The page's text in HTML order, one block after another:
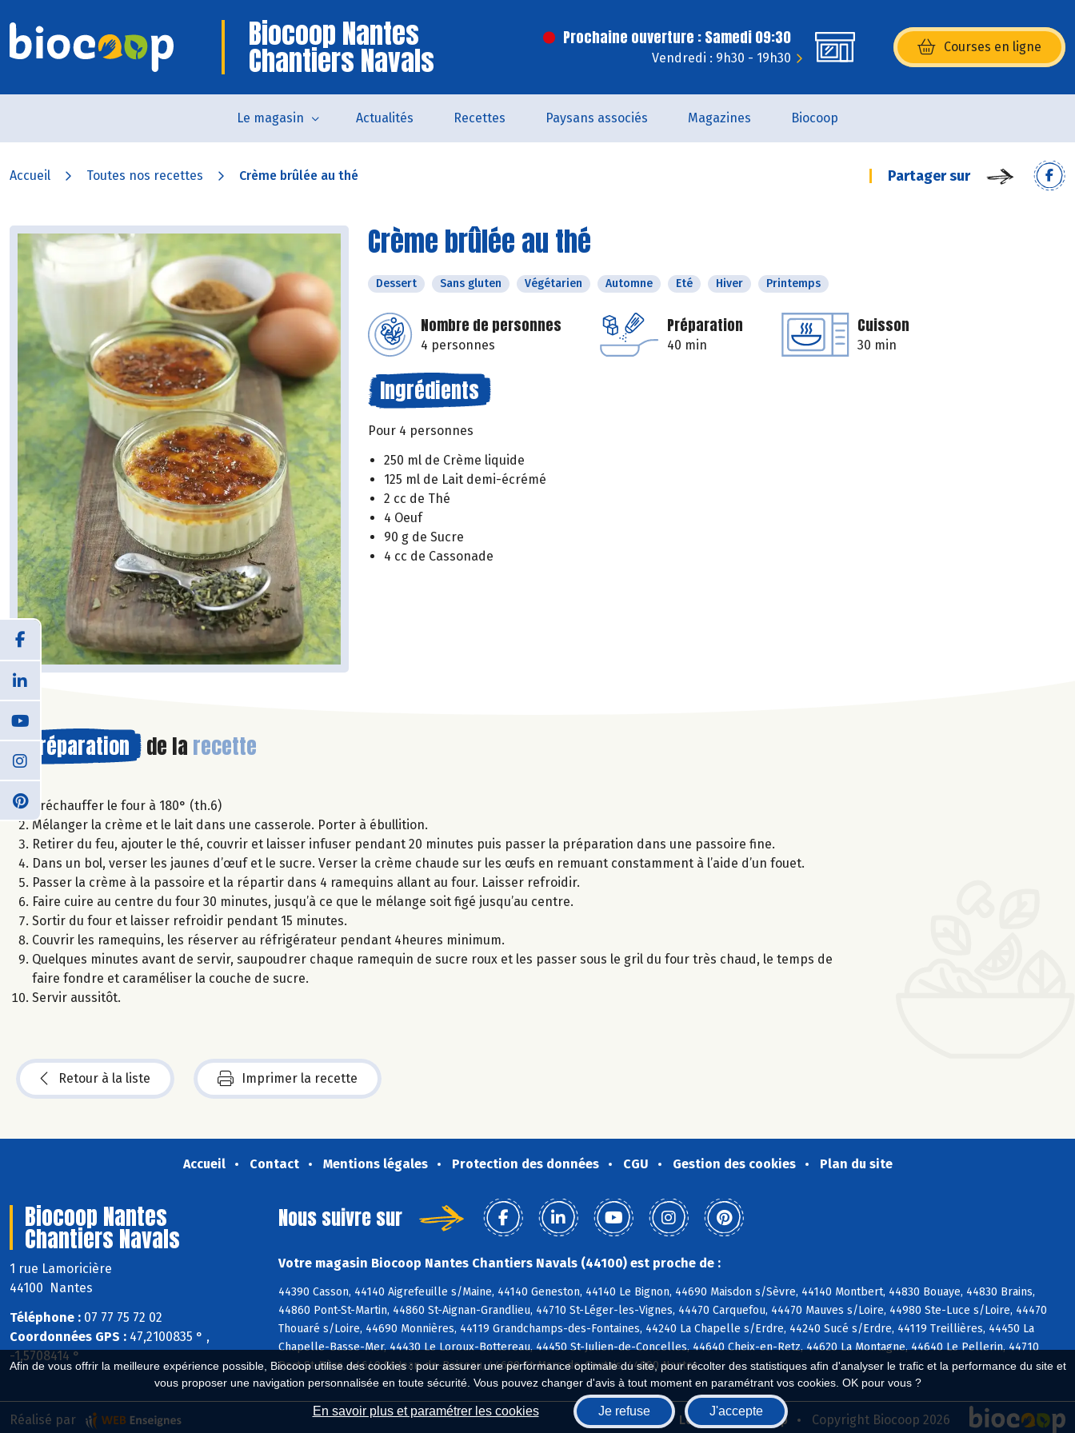
Afin de vous offrir la meilleure expérience possible, Biocoop utilise des cookies : pour assurer une performance optimale du site, pour récolter des statistiques afin d'analyser le trafic et la performance du site et
vous proposer une navigation personnalisée en toute sécurité. Vous pouvez changer d'avis à tout moment en paramétrant vos cookies. OK pour vous ?
En savoir plus et paramétrer les cookies Je refuse J'accepte
Biocoop Nantes
Chantiers Navals
Prochaine ouverture : Samedi 09:30
Vendredi : 9h30 - 19h30
Courses en ligne
(s’ouvre dans une nouvelle
Le magasin Actualités Recettes Paysans associés Magazines Biocoop
Accueil Toutes nos recettes Crème brûlée au thé Partager sur
Crème brûlée au thé
Dessert Sans gluten Végétarien Automne Eté Hiver Printemps
Nombre de personnes
4 personnes
Préparation
40 min
Cuisson
30 min
Ingrédients
Pour 4 personnes
250 ml de Crème liquide
125 ml de Lait demi-écrémé
2 cc de Thé
4 Oeuf
90 g de Sucre
4 cc de Cassonade
Préparation de la recette
Préchauffer le four à 180° (th.6)
Mélanger la crème et le lait dans une casserole. Porter à ébullition.
Retirer du feu, ajouter le thé, couvrir et laisser infuser pendant 20 minutes puis passer la préparation dans une passoire fine.
Dans un bol, verser les jaunes d’œuf et le sucre. Verser la crème chaude sur les œufs en remuant constamment à l’aide d’un fouet.
Passer la crème à la passoire et la répartir dans 4 ramequins allant au four. Laisser refroidir.
Faire cuire au centre du four 30 minutes, jusqu’à ce que le mélange soit figé jusqu’au centre.
Sortir du four et laisser refroidir pendant 15 minutes.
Couvrir les ramequins, les réserver au réfrigérateur pendant 4heures minimum.
Quelques minutes avant de servir, saupoudrer chaque ramequin de sucre roux et les passer sous le gril du four très chaud, le temps de
faire fondre et caraméliser la couche de sucre.
Servir aussitôt.
Retour à la liste Imprimer la recette
Accueil Contact Mentions légales Protection des données CGU Gestion des cookies Plan du site
Biocoop Nantes
Chantiers Navals
1 rue Lamoricière
44100 Nantes
Téléphone : 07 77 75 72 02
Coordonnées GPS : 47,2100835 ° ,
-1,5708414 °
Nous suivre sur
Votre magasin Biocoop Nantes Chantiers Navals (44100) est proche de :
44390 Casson, 44140 Aigrefeuille s/Maine, 44140 Geneston, 44140 Le Bignon, 44690 Maisdon s/Sèvre, 44140 Montbert, 44830 Bouaye, 44830 Brains,
44860 Pont-St-Martin, 44860 St-Aignan-Grandlieu, 44710 St-Léger-les-Vignes, 44470 Carquefou, 44470 Mauves s/Loire, 44980 Ste-Luce s/Loire, 44470
Thouaré s/Loire, 44690 Monnières, 44119 Grandchamps-des-Fontaines, 44240 La Chapelle s/Erdre, 44240 Sucé s/Erdre, 44119 Treillières, 44450 La
Chapelle-Basse-Mer, 44430 Le Loroux-Bottereau, 44450 St-Julien-de-Concelles, 44640 Cheix-en-Retz, 44620 La Montagne, 44640 Le Pellerin, 44710
Port-St-Père, 44640 St-Jean-de-Boiseau, 44680 St-Mars-de-Coutais, 44000 Nantes
Biocoop.fr Le réseau Biocoop Copyright Biocoop 2026
Réalisé par